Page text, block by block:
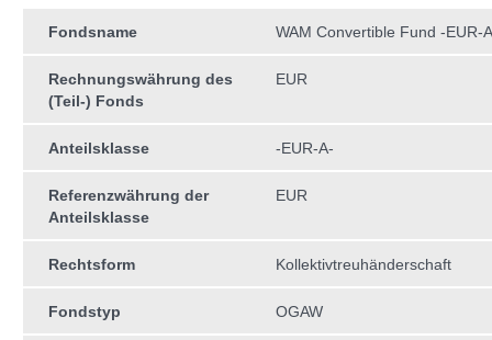
Fondsname WAM Convertible Fund -EUR-
Rechnungswährung des
(Teil-) Fonds
EUR
Anteilsklasse -EUR-A-
Referenzwährung der
Anteilsklasse
EUR
Rechtsform Kollektivtreuhän­derschaft
Fondstyp OGAW